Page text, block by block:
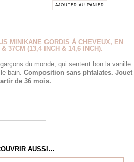
AJOUTER AU PANIER
MINIKANE GORDIS À CHEVEUX, EN
37CM (13,4 INCH & 14,6 INCH).
du monde, qui sentent bon la vanille
bain. Composition sans phtalates. Jouet
de 36 mois.
AUSSI…